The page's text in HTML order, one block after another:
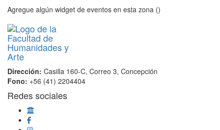
Agregue algún widget de eventos en esta zona ()
Dirección: Casilla 160-C, Correo 3, Concepción
Fono: +56 (41) 2204404
Redes sociales